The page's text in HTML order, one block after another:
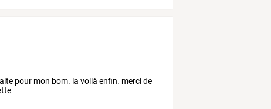
pour mon bom. la voilà enfin. merci de